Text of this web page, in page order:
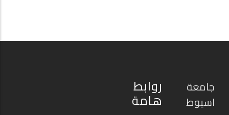
جامعة
اسيوط
روابط
هامة